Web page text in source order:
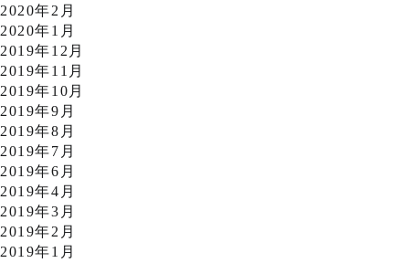
2020年2月
2020年1月
2019年12月
2019年11月
2019年10月
2019年9月
2019年8月
2019年7月
2019年6月
2019年4月
2019年3月
2019年2月
2019年1月